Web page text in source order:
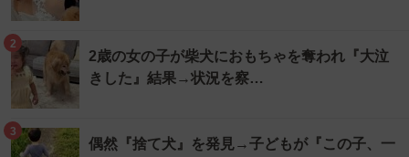
2
2歳の女の子が柴犬におもちゃを奪われ『大泣
きした』結果→状況を察…
3
偶然『捨て犬』を発見→子どもが『この子、一